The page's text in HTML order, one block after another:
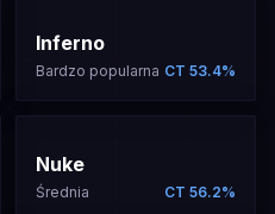
INFERNO
Inferno
Bardzo popularna CT 53.4%
NUKE
Nuke
Średnia CT 56.2%